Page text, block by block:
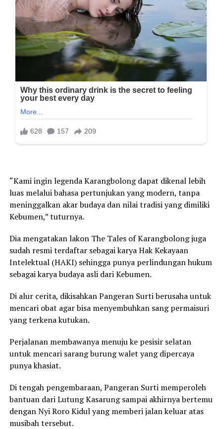
“Kami ingin legenda Karangbolong dapat dikenal lebih
luas melalui bahasa pertunjukan yang modern, tanpa
meninggalkan akar budaya dan nilai tradisi yang dimiliki
Kebumen,” tuturnya.
Dia mengatakan lakon The Tales of Karangbolong juga
sudah resmi terdaftar sebagai karya Hak Kekayaan
Intelektual (HAKI) sehingga punya perlindungan hukum
sebagai karya budaya asli dari Kebumen.
Di alur cerita, dikisahkan Pangeran Surti berusaha untuk
mencari obat agar bisa menyembuhkan sang permaisuri
yang terkena kutukan.
Perjalanan membawanya menuju ke pesisir selatan
untuk mencari sarang burung walet yang dipercaya
punya khasiat.
Di tengah pengembaraan, Pangeran Surti memperoleh
bantuan dari Lutung Kasarung sampai akhirnya bertemu
dengan Nyi Roro Kidul yang memberi jalan keluar atas
musibah tersebut.